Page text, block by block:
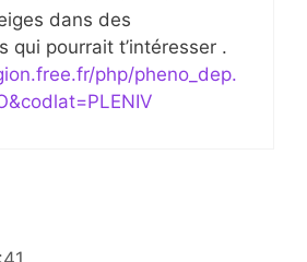
dans des
qui pourrait t’intéresser .
php/pheno_dep.